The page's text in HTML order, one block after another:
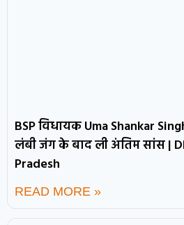
BSP विधायक Uma Shankar
लंबी जंग के बाद ली अंतिम सांस |
Pradesh
READ MORE »